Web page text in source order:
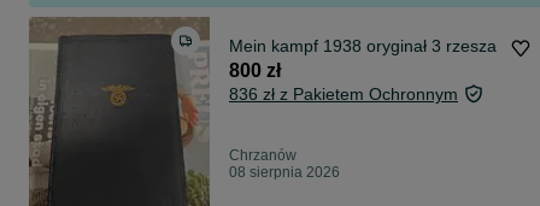
Mein kampf 1938 oryginał 3 rzesza
800 zł
836 zł z Pakietem Ochronnym
Chrzanów
08 sierpnia 2026